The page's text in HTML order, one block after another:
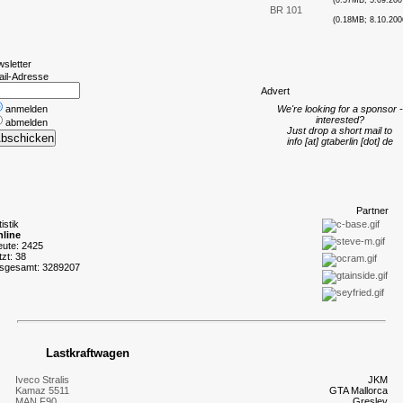
Adresse
anmelden
abmelden
2425
38
3289207
BR 101
(0.18MB;
Advert
We're looking for a sponsor -
interested?
Just drop a short mail to
info [at] gtaberlin [dot] de
Partner
Lastkraftwagen
JKM
Iveco Stralis
GTA Mallorca
Kamaz 5511